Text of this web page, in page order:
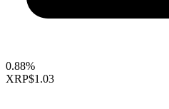
0.88%
XRP$1.03